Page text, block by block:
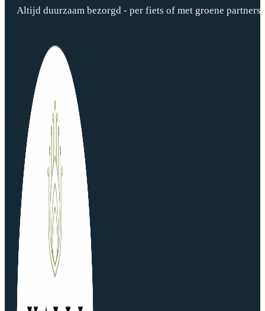
Altijd duurzaam bezorgd - per fiets of met groene partners